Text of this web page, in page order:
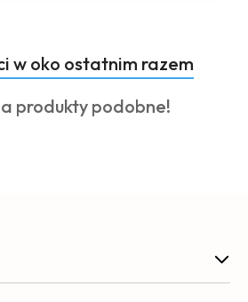
w oko ostatnim razem
produkty podobne!